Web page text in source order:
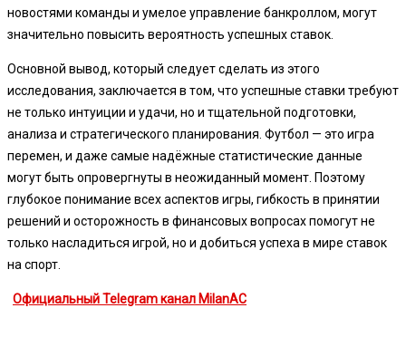
новостями команды и умелое управление банкроллом, могут
значительно повысить вероятность успешных ставок.
Основной вывод, который следует сделать из этого
исследования, заключается в том, что успешные ставки требуют
не только интуиции и удачи, но и тщательной подготовки,
анализа и стратегического планирования. Футбол — это игра
перемен, и даже самые надёжные статистические данные
могут быть опровергнуты в неожиданный момент. Поэтому
глубокое понимание всех аспектов игры, гибкость в принятии
решений и осторожность в финансовых вопросах помогут не
только насладиться игрой, но и добиться успеха в мире ставок
на спорт.
Официальный Telegram канал MilanAC